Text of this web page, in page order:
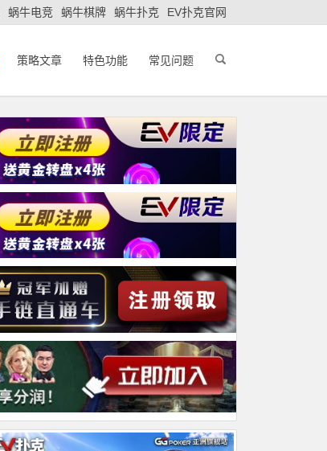
蜗牛电竞 蜗牛棋牌 蜗牛扑克 EV扑克官网
策略文章 特色功能 常见问题